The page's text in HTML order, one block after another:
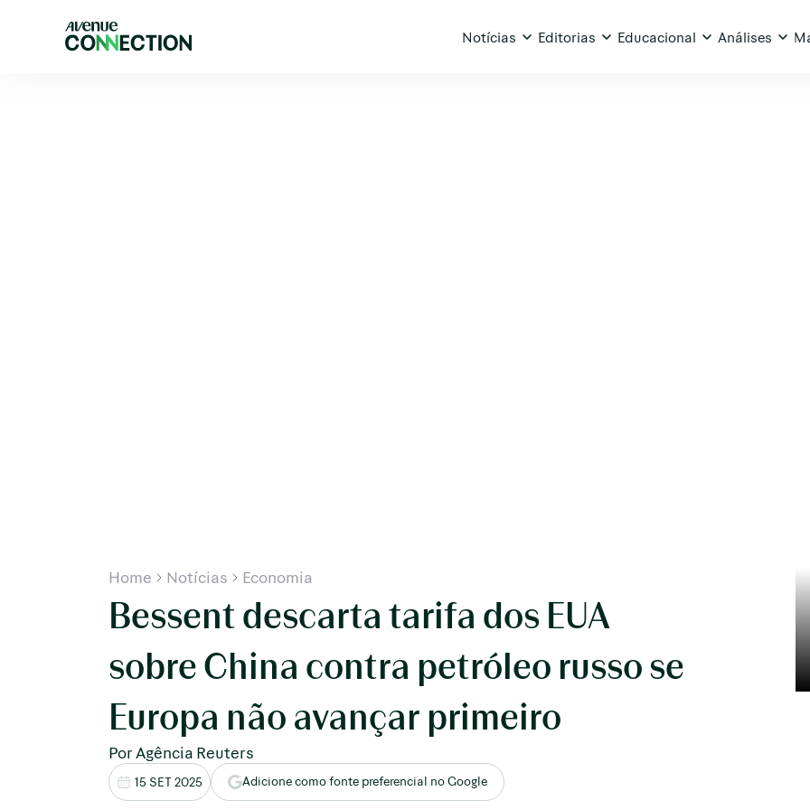
Notícias Editorias Educacional Análises
Home Notícias Economia
Bessent descarta tarifa dos EUA
sobre China contra petróleo russo se
Europa não avançar primeiro
Por Agência Reuters
15 SET 2025 Adicione como fonte preferencial no Google